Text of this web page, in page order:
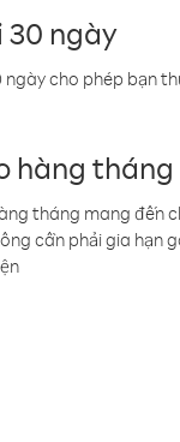
30 ngày
ngày cho phép bạn
hàng tháng
tháng mang đến
cần phải gia hạn